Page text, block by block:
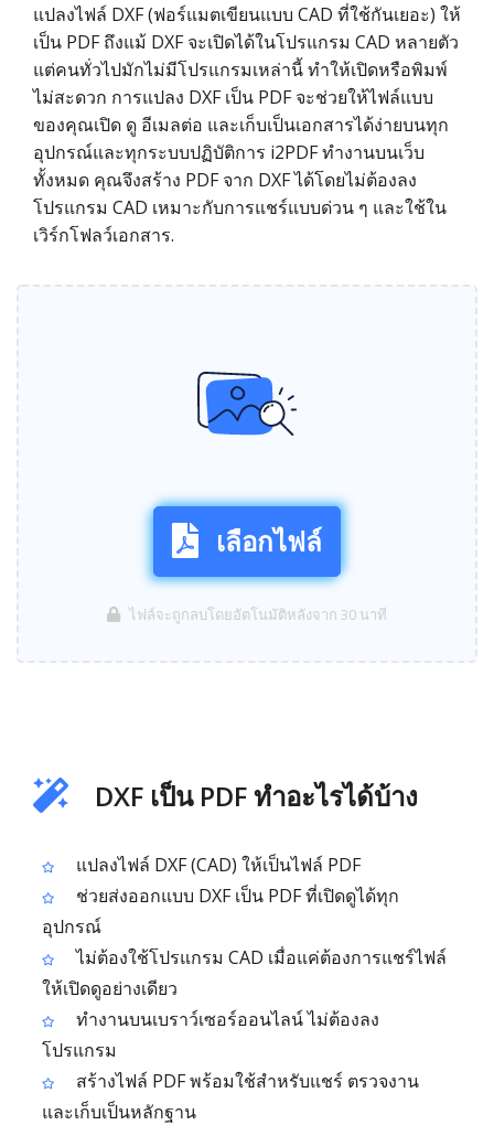
แปลงไฟล์ DXF (ฟอร์แมตเขียนแบบ CAD ที่ใช้กันเยอะ) ให้
เป็น PDF ถึงแม้ DXF จะเปิดได้ในโปรแกรม CAD หลายตัว
แต่คนทั่วไปมักไม่มีโปรแกรมเหล่านี้ ทำให้เปิดหรือพิมพ์
ไม่สะดวก การแปลง DXF เป็น PDF จะช่วยให้ไฟล์แบบ
ของคุณเปิด ดู อีเมลต่อ และเก็บเป็นเอกสารได้ง่ายบนทุก
อุปกรณ์และทุกระบบปฏิบัติการ i2PDF ทำงานบนเว็บ
ทั้งหมด คุณจึงสร้าง PDF จาก DXF ได้โดยไม่ต้องลง
โปรแกรม CAD เหมาะกับการแชร์แบบด่วน ๆ และใช้ใน
เวิร์กโฟลว์เอกสาร.
เลือกไฟล์
ไฟล์จะถูกลบโดยอัตโนมัติหลังจาก 30 นาที
DXF เป็น PDF ทำอะไรได้บ้าง
แปลงไฟล์ DXF (CAD) ให้เป็นไฟล์ PDF
ช่วยส่งออกแบบ DXF เป็น PDF ที่เปิดดูได้ทุก
อุปกรณ์
ไม่ต้องใช้โปรแกรม CAD เมื่อแค่ต้องการแชร์ไฟล์
ให้เปิดดูอย่างเดียว
ทำงานบนเบราว์เซอร์ออนไลน์ ไม่ต้องลง
โปรแกรม
สร้างไฟล์ PDF พร้อมใช้สำหรับแชร์ ตรวจงาน
และเก็บเป็นหลักฐาน